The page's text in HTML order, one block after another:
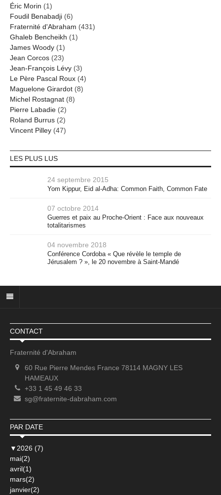
Éric Morin (1)
Foudil Benabadji (6)
Fraternité d'Abraham (431)
Ghaleb Bencheikh (1)
James Woody (1)
Jean Corcos (23)
Jean-François Lévy (3)
Le Père Pascal Roux (4)
Maguelone Girardot (8)
Michel Rostagnat (8)
Pierre Labadie (2)
Roland Burrus (2)
Vincent Pilley (47)
LES PLUS LUS
24 septembre 2015
Yom Kippur, Eid al-Adha: Common Faith, Common Fate
07 octobre 2014
Guerres et paix au Proche-Orient : Face aux nouveaux
totalitarismes
04 novembre 2018
Conférence Cordoba « Que révèle le temple de
Jérusalem ? », le 20 novembre à Saint-Mandé
CONTACT
Fraternité d'Abraham
60 Rue Pierre Mendes France 78114 MAGNY LES
HAMEAUX
+33 1 45 49 46 33
sg@fraternite-dabraham.com
PAR DATE
▼ 2026 (7)
mai(2)
avril(1)
mars(2)
janvier(2)